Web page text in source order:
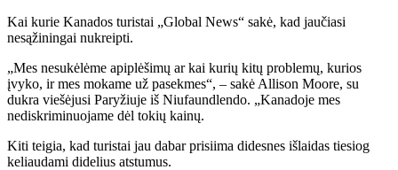
Kai kurie Kanados turistai „Global News“ sakė, kad jaučiasi
nesąžiningai nukreipti.
„Mes nesukėlėme apiplėšimų ar kai kurių kitų problemų, kurios
įvyko, ir mes mokame už pasekmes“, – sakė Allison Moore, su
dukra viešėjusi Paryžiuje iš Niufaundlendo. „Kanadoje mes
nediskriminuojame dėl tokių kainų.
Kiti teigia, kad turistai jau dabar prisiima didesnes išlaidas tiesiog
keliaudami didelius atstumus.